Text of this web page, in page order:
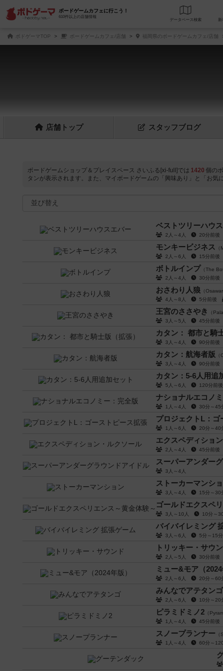
ボードゲームカフェに行こう！
610件以上の店舗情報
データベース 検
ボドゲーマTOP ボードゲームカフェ/店舗 福岡県のボードゲームカフェ/店舗
店舗 トップ スタッフブログ
ボードゲームショップ＆プレイスペース さいふる[xi-full]では 1420 個の
タンが表示されます。また、マイボードゲームの「興味あり」と「お
ベストツリーハウ
2人～4人 20分前
モンキービジネス
2人～6人
15分前
ボトルインプ （The
2人～4人
30分前
おさわり人狼 （
4人～8人
5分前後
王宮のささやき
（
3人～5人
45分前
カタン： 都市と騎
3人～4人 90分前
カタン：航海者版
3人～4人
90分前
カタン：5-6人用追
5人～6人 120分前
ナショナルエコノ
1人～4人 30分～
プロジェクトL：ゴ
1人～6人 20分～
エクスペディショ
2人～4人 45分前
スーパーアンダー
3人～4人
ストーカーマンシ
3人～4人 15分～
ゴールドエクスペ
3人～10人 10分～
バイバイレミング
3人～6人 5分～15
トリッキー・サウ
2人～5人 30分前
ミュー&モア（
2人～6人 20分～
みんなでアテタンゴ
2人～6人 10分～
ピラミドミノ2 （
1人～4人
45分前
スノープランナー
1人～4人
60分～